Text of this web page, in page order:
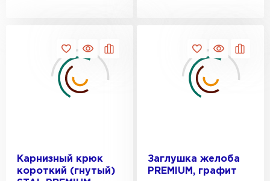
Карнизный крюк
короткий (гнутый)
Заглушка желоба
PREMIUM, графит